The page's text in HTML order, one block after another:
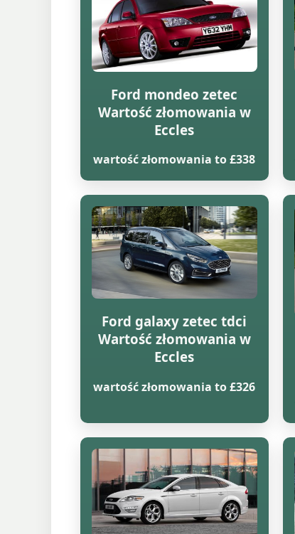
Ford mondeo zetec
Wartość złomowania w
Eccles
wartość złomowania to £338
Ford galaxy zetec tdci
Wartość złomowania w
Eccles
wartość złomowania to £326